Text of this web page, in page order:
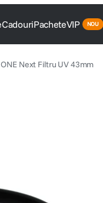
CadouriPacheteVIP
Next Filtru UV 43mm